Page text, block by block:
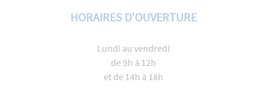
HORAIRES D'OUVERTURE
Lundi au vendredi
de 9h à 12h
et de 14h à 18h